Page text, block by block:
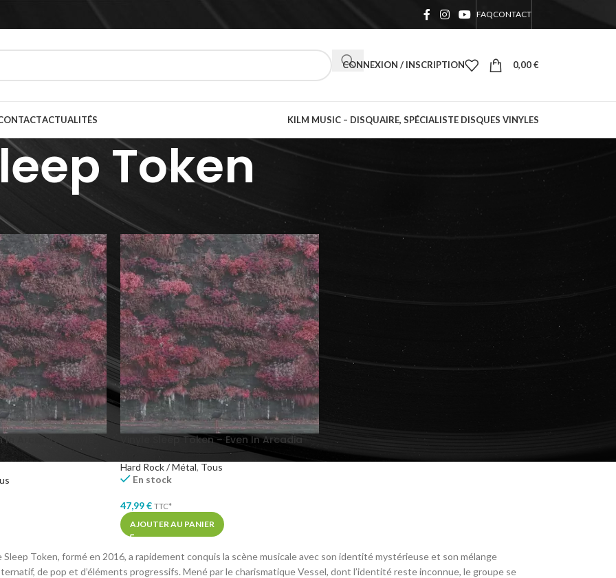
FAQCONTACT
CONNEXION / INSCRIPTION 0,00€
ACTUALITÉS KILM MUSIC – DISQUAIRE, SPÉCIALISTE DISQUES VINYLES
Token
Sleep Token Afficher
In Arcadia (Vinyle
Vinyle Sleep Token – Even In Arcadia
Hard Rock / Métal, Tous
En stock
47,99€ TTC*
AJOUTER AU PANIER
Token, formé en 2016, a rapidement conquis la scène musicale avec son identité mystérieuse et son mélange
de pop et d’éléments progressifs. Mené par le charismatique Vessel, dont l’identité reste inconnue, le groupe se